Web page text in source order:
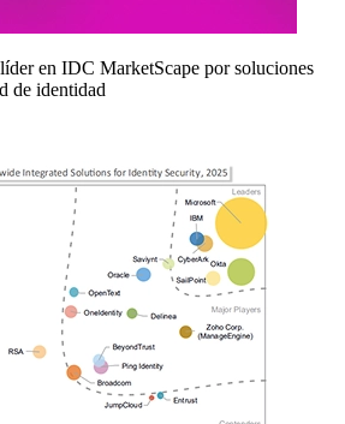
en IDC MarketScape por soluciones
de identidad